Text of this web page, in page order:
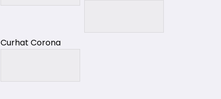
Curhat Corona